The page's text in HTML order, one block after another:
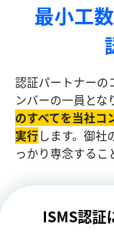
最小工
認証パートナーの
ンバーの一員とな
のすべてを当社コ
実⾏ します。御
っかり専念するこ
ISMS認証